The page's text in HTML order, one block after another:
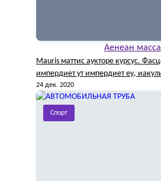
Аенеан масса
Маuris маттис аукторе курсус.
импердиет ут импердиет еу,
вехикула
24 дек. 2020
Спорт